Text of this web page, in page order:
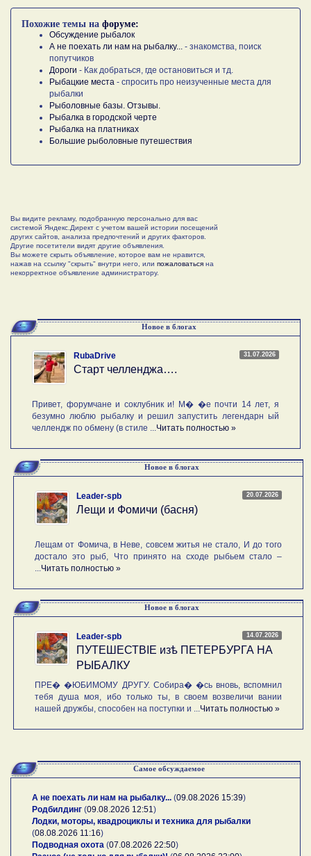
Похожие темы на форуме:
Обсуждение рыбалок
А не поехать ли нам на рыбалку...
- знакомства, поиск
попутчиков
Дороги - Как добраться, где остановиться и тд.
Рыбацкие места - спросить про неизученные места для
рыбалки
Рыболовные базы. Отзывы.
Рыбалка в городской черте
Рыбалка на платниках
Большие рыболовные путешествия
Вы видите рекламу, подобранную персонально для вас
системой Яндекс.Директ с учетом вашей истории посещений
других сайтов, анализа предпочтений и других факторов.
Другие посетители видят другие объявления.
Вы можете скрыть объявление, которое вам не нравится,
нажав на ссылку "скрыть" внутри него, или пожаловаться на
некорректное объявление администратору.
Новое в блогах
31.07.2026
RubaDrive
Старт челленджа….
Привет, форумчане и соклубник и! М� �е почти 14 лет, я
безумно люблю рыбалку и решил запустить легендарн ый
челлендж по обмену (в стиле ... Читать полностью »
Новое в блогах
20.07.2026
Leader-spb
Лещи и Фомичи (басня)
Лещам от Фомича, в Неве, совсем житья не стало, И до того
достало это рыб, Что принято на сходе рыбьем стало –
Читать полностью »
Новое в блогах
14.07.2026
Leader-spb
ПУТЕШЕСТВIE изѣ ПЕТЕРБУРГА НА
РЫБАЛКУ
ПРЕ� �ЮБИМОМУ ДРУГУ. Собира� �сь вновь, вспомнил
тебя душа моя, ибо только ты, в своем возвеличи вании
нашей дружбы, способен на поступки и ... Читать полностью »
Самое обсуждаемое
А не поехать ли нам на рыбалку... (09.08.2026 15:39)
Родбилдинг (09.08.2026 12:51 )
Лодки, моторы, квадроциклы и техника для рыбалки
(08.08.2026 11:16)
Подводная охота (07.08.2026 22:50)